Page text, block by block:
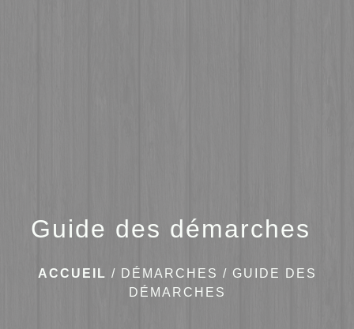
Guide des démarches
ACCUEIL / DÉMARCHES / GUIDE DES
DÉMARCHES